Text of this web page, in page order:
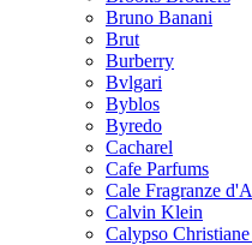
Bruno Banani
Brut
Burberry
Bvlgari
Byblos
Byredo
Cacharel
Cafe Parfums
Cale Fragranze
Calvin Klein
Calypso